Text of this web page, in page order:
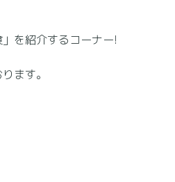
を紹介するコーナー!
ます。